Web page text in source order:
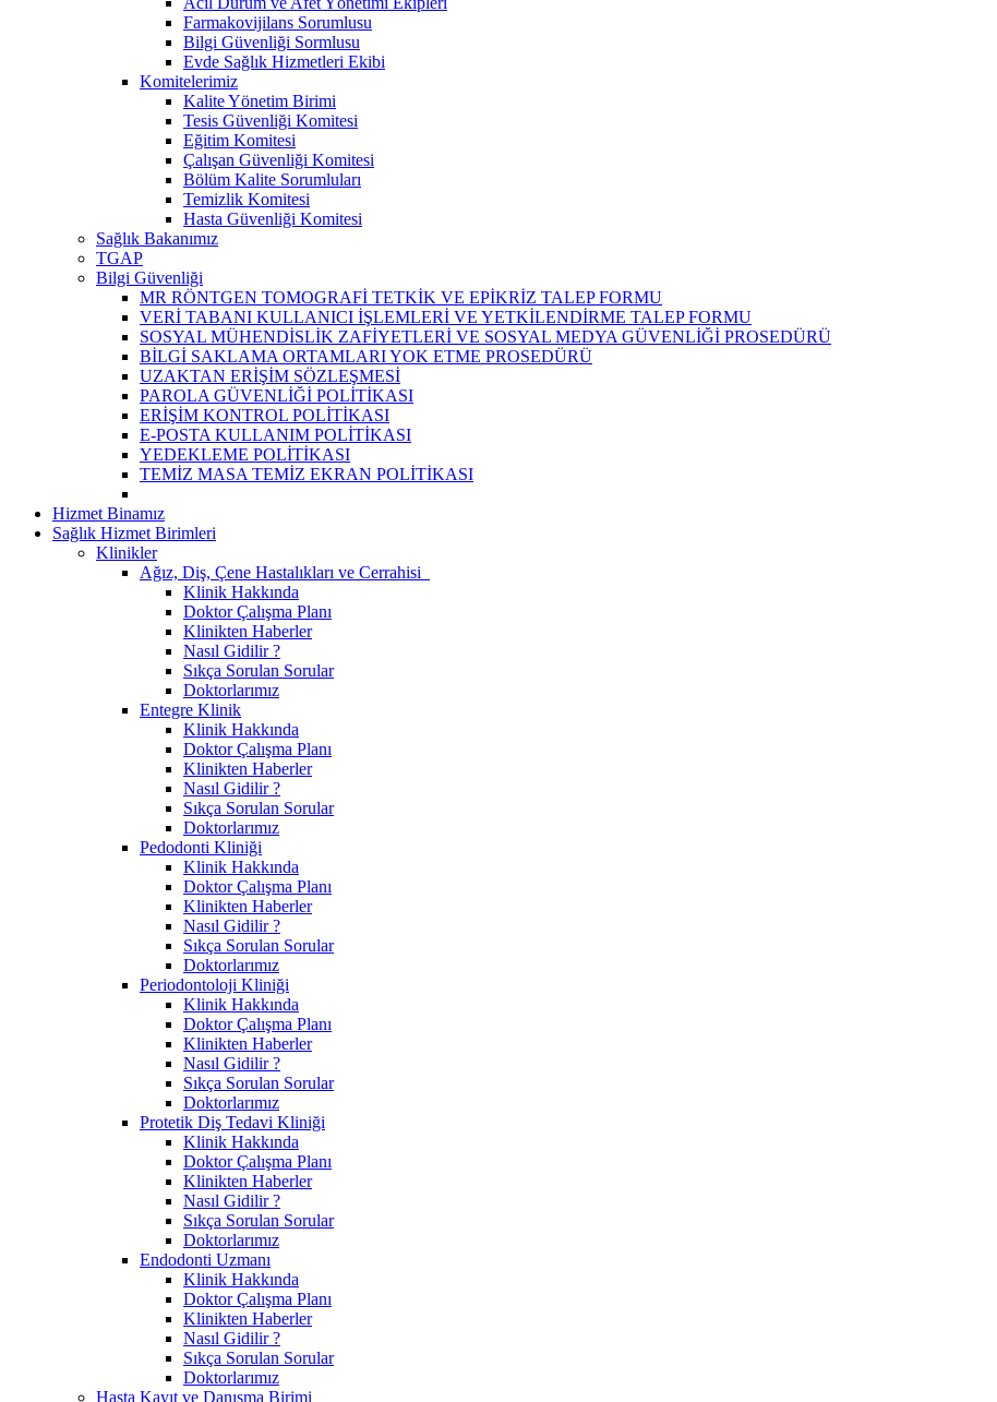
Farmakovijilans Sorumlusu
Bilgi Güvenliği Sormlusu
Evde Sağlık Hizmetleri Ekibi
Komitelerimiz
Kalite Yönetim Birimi
Tesis Güvenliği Komitesi
Eğitim Komitesi
Çalışan Güvenliği Komitesi
Bölüm Kalite Sorumluları
Temizlik Komitesi
Hasta Güvenliği Komitesi
Sağlık Bakanımız
TGAP
Bilgi Güvenliği
MR RÖNTGEN TOMOGRAFİ TETKİK VE EPİKRİZ TALEP FORMU
VERİ TABANI KULLANICI İŞLEMLERİ VE YETKİLENDİRME TALEP FORMU
SOSYAL MÜHENDİSLİK ZAFİYETLERİ VE SOSYAL MEDYA GÜVENLİĞİ PROSEDÜRÜ
BİLGİ SAKLAMA ORTAMLARI YOK ETME PROSEDÜRÜ
UZAKTAN ERİŞİM SÖZLEŞMESİ
PAROLA GÜVENLİĞİ POLİTİKASI
ERİŞİM KONTROL POLİTİKASI
E-POSTA KULLANIM POLİTİKASI
YEDEKLEME POLİTİKASI
TEMİZ MASA TEMİZ EKRAN POLİTİKASI
Hizmet Binamız
Sağlık Hizmet Birimleri
Klinikler
Ağız, Diş, Çene Hastalıkları ve Cerrahisi
Klinik Hakkında
Doktor Çalışma Planı
Klinikten Haberler
Nasıl Gidilir ?
Sıkça Sorulan Sorular
Doktorlarımız
Entegre Klinik
Klinik Hakkında
Doktor Çalışma Planı
Klinikten Haberler
Nasıl Gidilir ?
Sıkça Sorulan Sorular
Doktorlarımız
Pedodonti Kliniği
Klinik Hakkında
Doktor Çalışma Planı
Klinikten Haberler
Nasıl Gidilir ?
Sıkça Sorulan Sorular
Doktorlarımız
Periodontoloji Kliniği
Klinik Hakkında
Doktor Çalışma Planı
Klinikten Haberler
Nasıl Gidilir ?
Sıkça Sorulan Sorular
Doktorlarımız
Protetik Diş Tedavi Kliniği
Klinik Hakkında
Doktor Çalışma Planı
Klinikten Haberler
Nasıl Gidilir ?
Sıkça Sorulan Sorular
Doktorlarımız
Endodonti Uzmanı
Klinik Hakkında
Doktor Çalışma Planı
Klinikten Haberler
Nasıl Gidilir ?
Sıkça Sorulan Sorular
Doktorlarımız
Hasta Kayıt ve Danışma Birimi